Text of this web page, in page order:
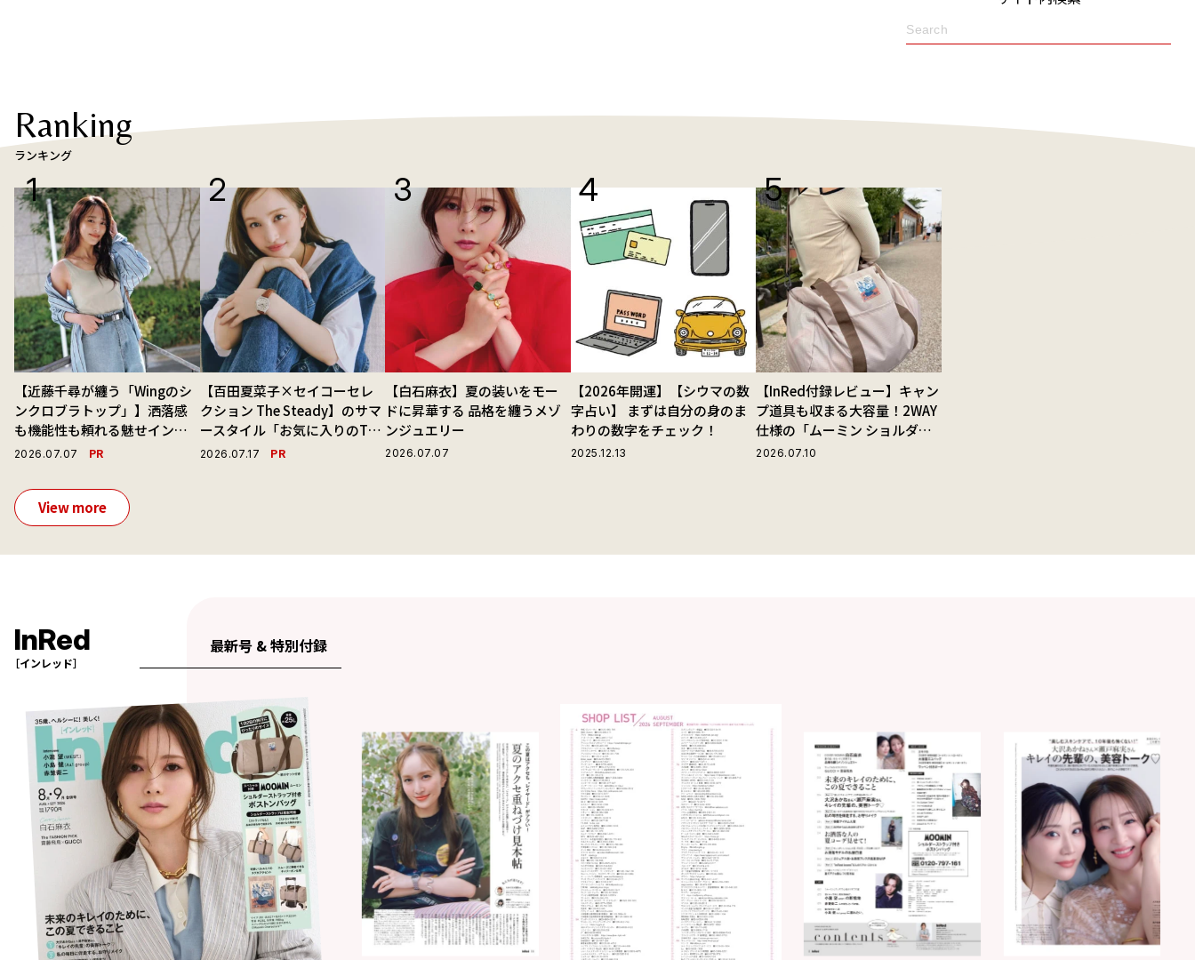
Ranking
ランキング
【近藤千尋が纏う「Wingのシ
ンクロブラトップ」】洒落感
も機能性も頼れる魅せインナ
ーで毎日を心地よくアプデ！
2026.07.07 PR
【百田夏菜子×セイコーセレ
クション The Steady】のサマ
ースタイル「お気に入りのTシ
ャツと最高の時計と。」
2026.07.17 PR
【白石麻衣】夏の装いをモー
ドに昇華する 品格を纏うメゾ
ンジュエリー
2026.07.07
【2026年開運】【シウマの数
字占い】 まずは自分の身のま
わりの数字をチェック！
2025.12.13
【InRed付録レビュー】キャン
プ道具も収まる大容量！2WAY
仕様の「ムーミン ショルダー
ストラップ付きボストンバッ
2026.07.10
View more
InRed
［インレッド］
最新号 & 特別付録